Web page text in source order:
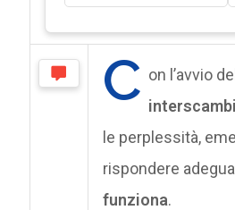
C on l’avvio
le perplessità,
rispondere
funziona.